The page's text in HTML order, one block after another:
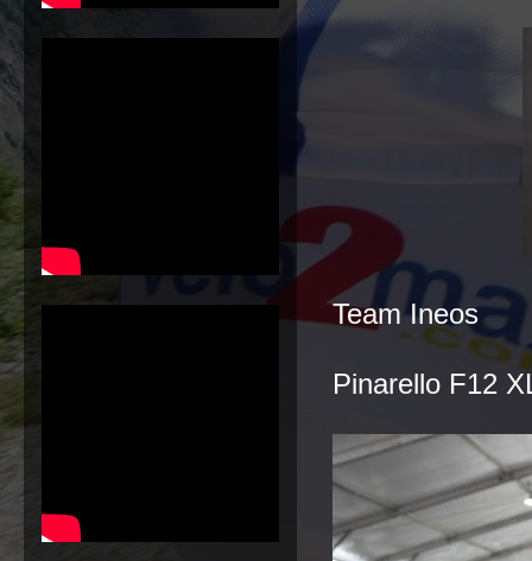
Team Ineos
Pinarello F12